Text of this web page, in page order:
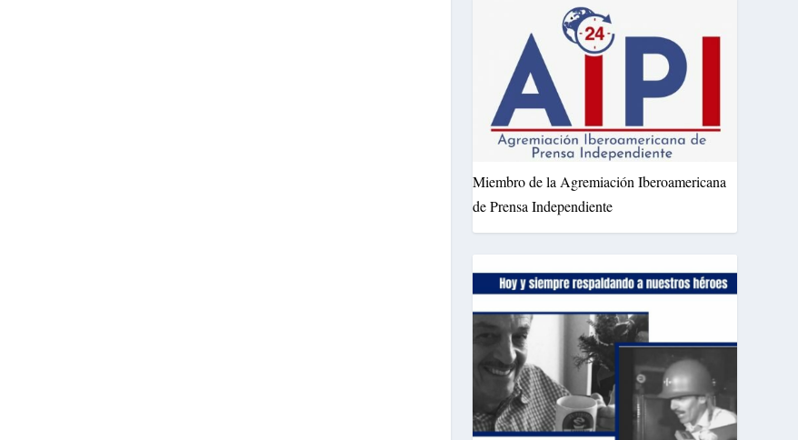
Miembro de la Agremiación Iberoamericana
de Prensa Independiente